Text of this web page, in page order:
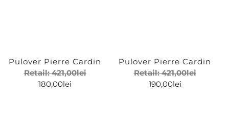
Pulover Pierre Cardin
Retail:421,00lei
180,00lei
Pulover Pierre Cardin
Retail:421,00lei
190,00lei